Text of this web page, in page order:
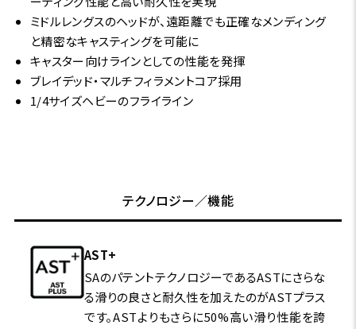
ミドルレングスのヘッドが、遠距離でも正確なメンディング
と精密なキャスティングを可能に
キャスター向けラインとしての性能を発揮
ブレイデッド・マルチフィラメントコア採用
1/4サイズヘビーのフライライン
テクノロジー／機能
AST+
SAのパテントテクノロジーであるASTにさらな
る滑りの良さと耐久性を加えたのがASTプラス
です。ASTよりもさらに50%高い滑り性能を誇